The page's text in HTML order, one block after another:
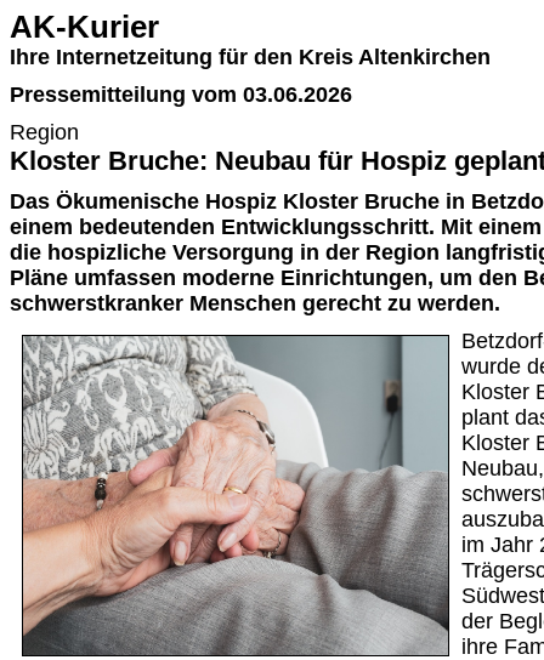
AK-Kurier
Ihre Internetzeitung für den Kreis Altenkirchen
Pressemitteilung vom 03.06.2026
Region
Kloster Bruche: Neubau für Hospiz
Das Ökumenische Hospiz Kloster Bruche in
einem bedeutenden Entwicklungsschritt. Mit
die hospizliche Versorgung in der Region
Pläne umfassen moderne Einrichtungen, um den
schwerstkranker Menschen gerecht zu werden.
wurde
Kloster
plant
Kloster
im Jahr
der
ihre